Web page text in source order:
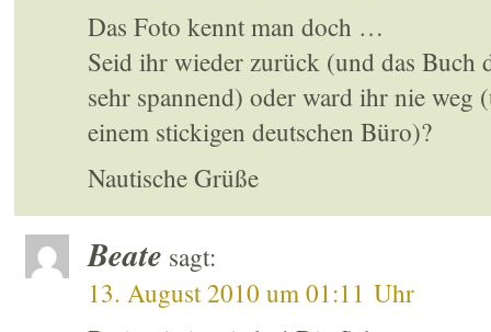
Das Foto kennt man doch …
Seid ihr wieder zurück (und das Buch
sehr spannend) oder ward ihr nie
einem stickigen deutschen Büro)?
Nautische Grüße
Beate sagt:
13. August 2010 um 01:11 Uhr